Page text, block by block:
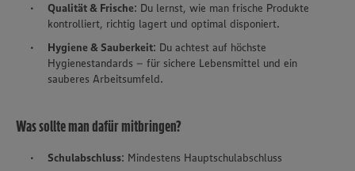
Qualität & Frische: Du lernst, wie man frische Produkte
kontrolliert, richtig lagert und optimal disponiert.
Hygiene & Sauberkeit: Du achtest auf höchste
Hygienestandards – für sichere Lebensmittel und ein
sauberes Arbeitsumfeld.
Was sollte man dafür mitbringen?
Schulabschluss: Mindestens Hauptschulabschluss